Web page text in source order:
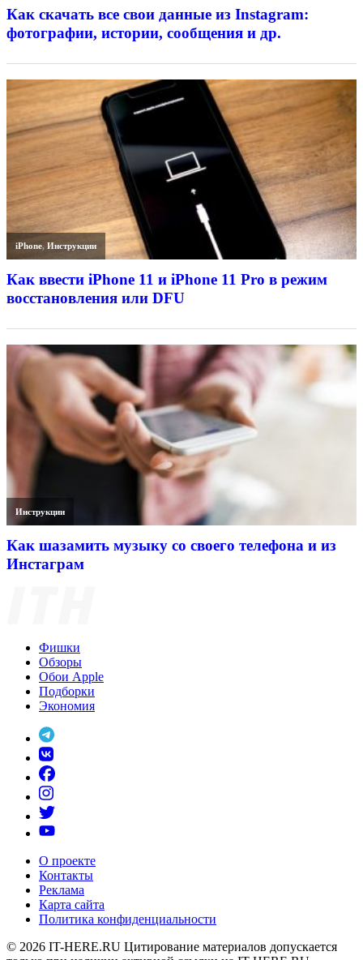
Как скачать все свои данные из Instagram:
фотографии, истории, сообщения и др.
iPhone,Инструкции
Как ввести iPhone 11 и iPhone 11 Pro в режим
восстановления или DFU
Инструкции
Как шазамить музыку со своего телефона и из
Инстаграм
Фишки
Обзоры
Обои Apple
Подборки
Экономия
О проекте
Контакты
Реклама
Карта сайта
Политика конфиденциальности
© 2026 IT-HERE.RU Цитирование материалов допускается